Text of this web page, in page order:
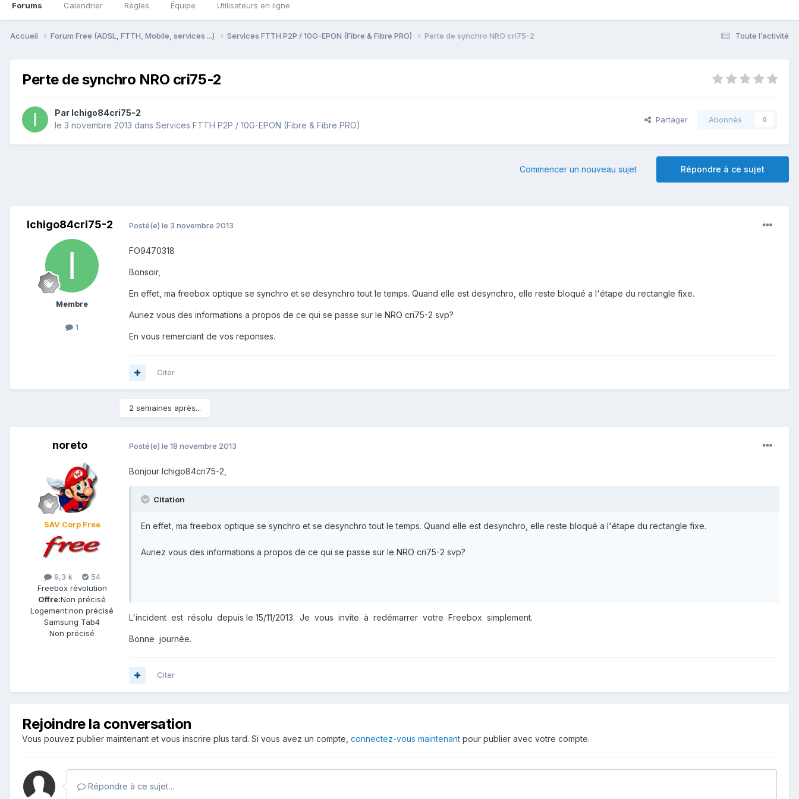
Forums Calendrier Règles Équipe Utilisateurs en ligne
Toute l’activité
Accueil Forum Free (ADSL, FTTH, Mobile, services ...) Services FTTH P2P / 10G-EPON (Fibre & Fibre PRO) Perte de synchro NRO cri75-2
Perte de synchro NRO cri75-2
Par Ichigo84cri75-2
le 3 novembre 2013 dans Services FTTH P2P / 10G-EPON (Fibre & Fibre PRO)
Partager Abonnés 0
Répondre à ce sujet
Commencer un nouveau sujet
Ichigo84cri75-2
Membre
1
Posté(e) le 3 novembre 2013
FO9470318
Bonsoir,
En effet, ma freebox optique se synchro et se desynchro tout le temps. Quand elle est desynchro, elle reste bloqué a l'étape du rectangle fixe.
Auriez vous des informations a propos de ce qui se passe sur le NRO cri75-2 svp?
En vous remerciant de vos reponses.
Citer
2 semaines après...
noreto
SAV Corp Free
9,3 k
54
Freebox révolution
Offre:Non précisé
Logement:non précisé
Samsung Tab4
Non précisé
Posté(e) le 18 novembre 2013
Bonjour Ichigo84cri75-2,
Citation
En effet, ma freebox optique se synchro et se desynchro tout le temps. Quand elle est desynchro, elle reste bloqué a l'étape du rectangle fixe.
Auriez vous des informations a propos de ce qui se passe sur le NRO cri75-2 svp?
L'incident est résolu depuis le 15/11/2013. Je vous invite à redémarrer votre Freebox simplement.
Bonne journée.
Citer
Rejoindre la conversation
Vous pouvez publier maintenant et vous inscrire plus tard. Si vous avez un compte, connectez-vous maintenant pour publier avec votre compte.
Répondre à ce sujet…